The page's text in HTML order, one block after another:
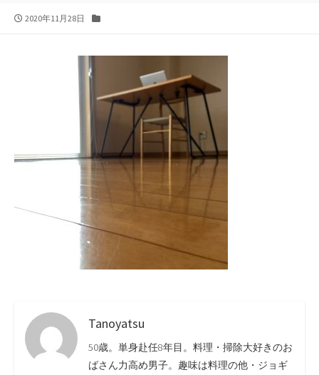
公
2020年11月28日
リ
Tanoyatsu
50歳。単身赴任8年目。料理・掃除大好きのお
ばさん力高め男子。趣味は料理の他・ジョギ